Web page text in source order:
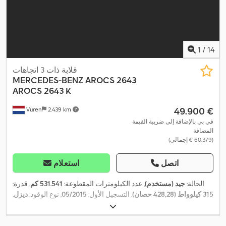
1 / 14
Vuren 2.439 km
قلابة ذات 3 اتجاهات
MERCEDES-BENZAROCS 2643
AROCS 2643 K
‏49.900 €
في بي بالإضافة إلى ضريبة القيمة
المضافة
(‏60.379 € إجمالي)
استعلام اتصل
الحالة:جيد (مستخدم), عدد الكيلومترات المقطوعة: 531.541 كم
, قدرة:
315 كيلوواط (428,28 حصان)
, التسجيل الأول: 05/2015, نوع الوقود:ديزل,
, تكوين المحور:
مم, وقود:ديزل, لون:أصفر, كابينة السائق:كابينة نهارية, نوع التروس: